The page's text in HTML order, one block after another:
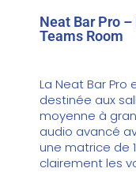
Neat Bar Pro
Teams Room
La Neat Bar Pro
destinée aux
moyenne à
audio avancé
une matrice de
clairement les